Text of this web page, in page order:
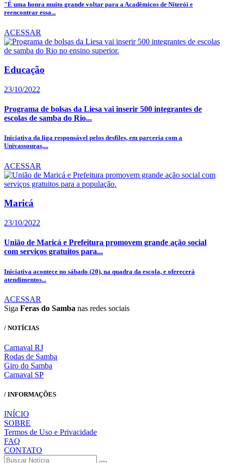
"É uma honra muito grande voltar para a Acadêmicos de Niterói e
reencontrar essa...
ACESSAR
Educação
23/10/2022
Programa de bolsas da Liesa vai inserir 500 integrantes de
escolas de samba do Rio...
Iniciativa da liga responsável pelos desfiles, em parceria com a
Univassouras,...
ACESSAR
Maricá
23/10/2022
União de Maricá e Prefeitura promovem grande ação social
com serviços gratuitos para...
Iniciativa acontece no sábado (20), na quadra da escola, e oferecerá
atendimentos...
ACESSAR
Siga Feras do Samba nas redes sociais
/ NOTÍCIAS
Carnaval RJ
Rodas de Samba
Giro do Samba
Carnaval SP
/ INFORMAÇÕES
INÍCIO
SOBRE
Termos de Uso e Privacidade
FAQ
CONTATO